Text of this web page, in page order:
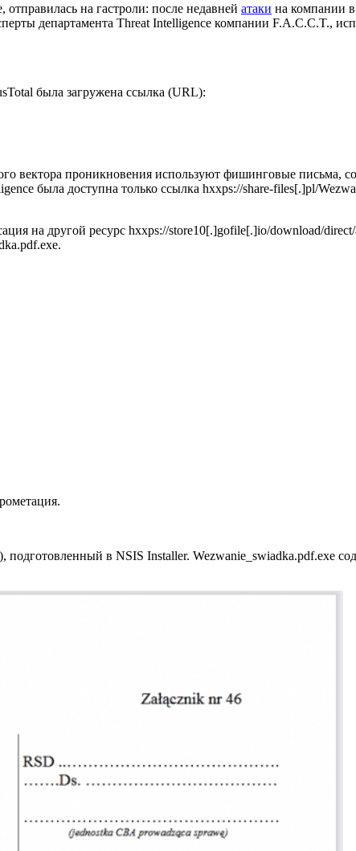
на гастроли: после недавней атаки на компании
департамента Threat Intelligence компании F.A.C.C.T.,
была загружена ссылка (URL):
вектора проникновения используют фишинговые письма,
была доступна только ссылка hxxps://share-files[.]pl/
на другой ресурс hxxps://store10[.]gofile[.]io/download/
в NSIS Installer. Wezwanie_swiadka.pdf.exe